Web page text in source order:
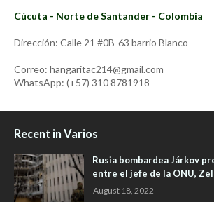
Cúcuta - Norte de Santander - Colombia
Dirección: Calle 21 #0B-63 barrio Blanco
Correo: hangaritac214@gmail.com
WhatsApp: (+57) 310 8781918
Recent in Varios
Rusia bombardea Járkov
entre el jefe de la ONU,
August 18, 2022